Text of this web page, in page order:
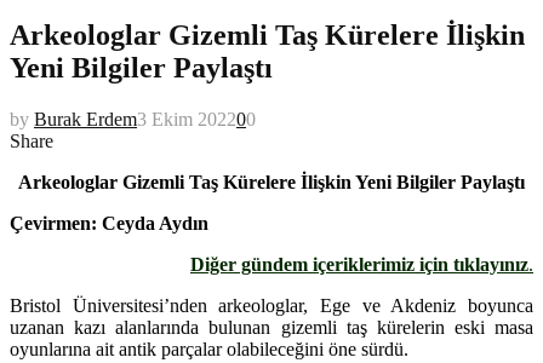
Arkeologlar Gizemli Taş Kürelere İlişkin
Yeni Bilgiler Paylaştı
by Burak Erdem3 Ekim 202200
Share
Arkeologlar Gizemli Taş Kürelere İlişkin Yeni Bilgiler Paylaştı
Çevirmen: Ceyda Aydın
Diğer gündem içeriklerimiz için tıklayınız.
Bristol Üniversitesi’nden arkeologlar, Ege ve Akdeniz boyunca
uzanan kazı alanlarında bulunan gizemli taş kürelerin eski masa
oyunlarına ait antik parçalar olabileceğini öne sürdü.